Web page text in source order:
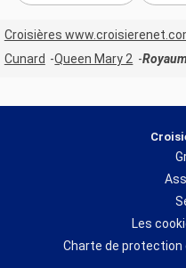
Croisières
Cunard
Queen Mary 2
Les
Charte de protection